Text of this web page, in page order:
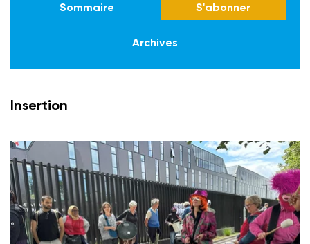
Sommaire S'abonner
Archives
Insertion